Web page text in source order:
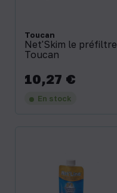
Toucan
Net'Skim le préfiltre
Toucan
Prix
10,27 €
En stock